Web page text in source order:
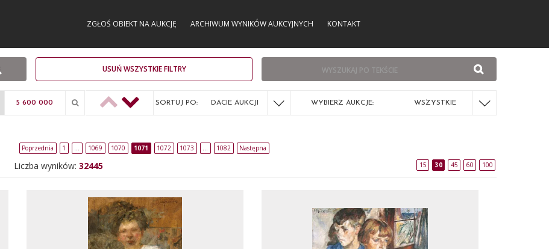
ZGŁOŚ OBIEKT NA AUKCJĘ ARCHIWUM WYNIKÓW AUKCYJNYCH KONTAKT
USUŃ WSZYSTKIE FILTRY
SORTUJ PO: DACIE AUKCJI WYBIERZ AUKCJE: WSZYSTKIE
Poprzednia 1 … 1069 1070 1071 1072 1073 … 1082 Następna
Liczba wyników: 32445 15 30 45 60 100